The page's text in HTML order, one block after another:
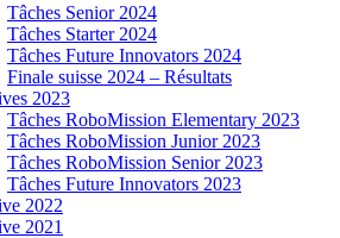
Tâches Senior 2024
Tâches Starter 2024
Tâches Future Innovators 2024
Finale suisse 2024 – Résultats
2023
Tâches RoboMission Elementary 2023
Tâches RoboMission Junior 2023
Tâches RoboMission Senior 2023
Tâches Future Innovators 2023
2022
2021